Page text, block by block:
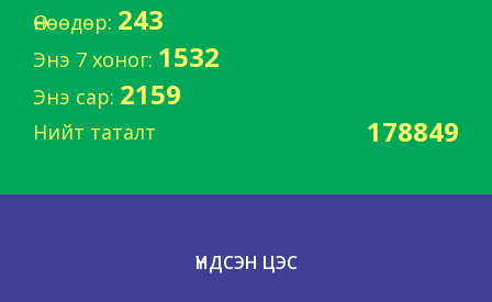
Өнөөдөр: 243
Энэ 7 хоног: 1532
Энэ сар: 2159
Нийт таталт 178849
ҮНДСЭН ЦЭС